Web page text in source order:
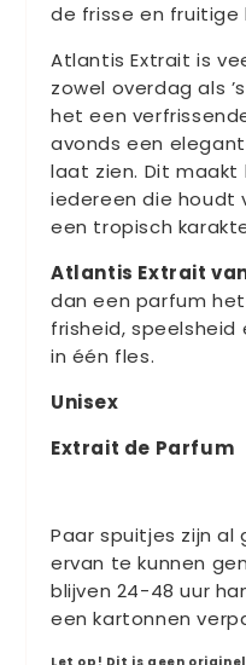
de frisse en fruitige
Atlantis Extrait is
zowel overdag als
het een
avonds een
laat zien. Dit
iedereen die houdt
een tropisch
Atlantis Extrait
dan een parfum
frisheid,
in één fles.
Unisex
Extrait de Parfum
Paar spuitjes zijn
ervan te kunnen
blijven 24-48 uur
een kartonnen